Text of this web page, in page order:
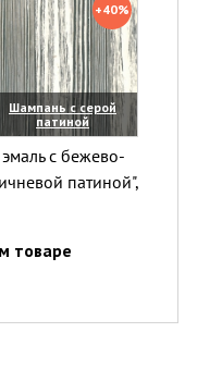
+40%
Шампань с серой
патиной
(увеличить)
с бежево-
патиной",
товаре